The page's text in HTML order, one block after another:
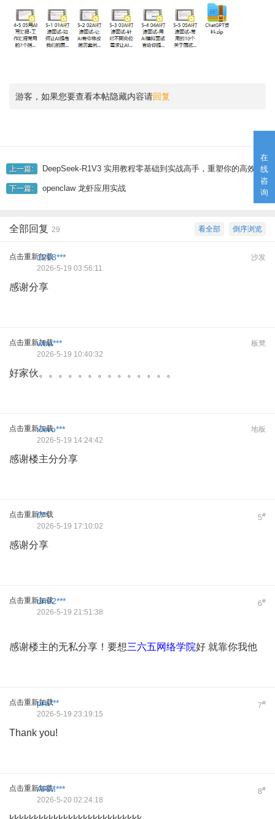
在
线
咨
询
游客，如果您要查看本帖隐藏内容请回复
上一篇: DeepSeek-R1V3 实用教程零基础到实战高手，重塑你的高效职业生涯
下一篇: openclaw 龙虾应用实战
倒序浏览
看全部
全部回复 29
点击重新加载 沙发
1218***
2026-5-19 03:56:11
感谢分享
点击重新加载 板凳
wba***
2026-5-19 10:40:32
好家伙。。。。。。。。。。。。。。
点击重新加载 地板
xiero***
2026-5-19 14:24:42
感谢楼主分分享
点击重新加载 5#
f***
2026-5-19 17:10:02
感谢分享
点击重新加载 6#
dmf2***
2026-5-19 21:51:38
感谢楼主的无私分享！要想三六五网络学院好 就靠你我他
点击重新加载 7#
pra***
2026-5-19 23:19:15
Thank you!
点击重新加载 8#
ARM***
2026-5-20 02:24:18